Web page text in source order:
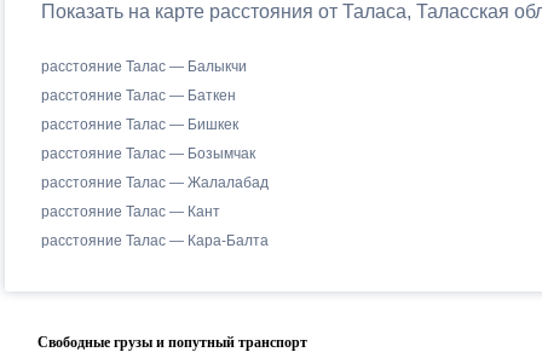
Показать на карте расстояния от Таласа, Таласская
расстояние Талас — Балыкчи
расстояние Талас — Баткен
расстояние Талас — Бишкек
расстояние Талас — Бозымчак
расстояние Талас — Жалалабад
расстояние Талас — Кант
расстояние Талас — Кара-Балта
Свободные грузы и попутный транспорт